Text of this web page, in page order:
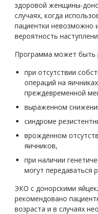
здоровой женщины-
случаях, когда
пациентки невозможно
вероятность
Программа может быть
при отсутствии
операций на
преждевременной
выраженном
синдроме
врожденном
яичников,
при наличии
могут передаваться
ЭКО с донорскими
рекомендовано
возраста и в случаях